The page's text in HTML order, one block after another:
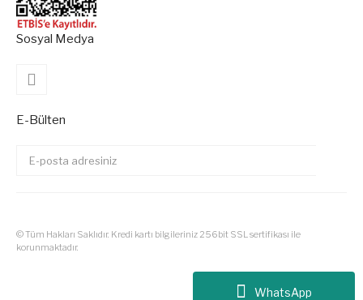
WhatsApp
Sosyal Medya
E-Bülten
© Tüm Hakları Saklıdır. Kredi kartı bilgileriniz 256bit SSL sertifikası ile
korunmaktadır.
Tüm Siparişlerinizde Kargo